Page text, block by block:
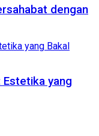
dengan
yang